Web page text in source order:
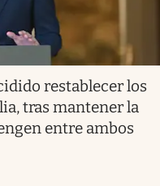
restablecer los
tras mantener la
entre ambos